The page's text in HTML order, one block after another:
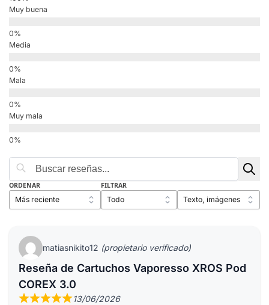
Muy buena
Media
Mala
Muy mala
ORDENAR FILTRAR
matiasnikito12 (propietario verificado)
Reseña de Cartuchos Vaporesso XROS Pod
COREX 3.0
13/06/2026